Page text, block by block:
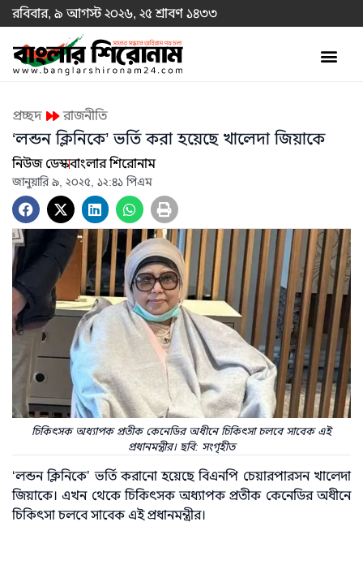
রবিবার, ৯ আগস্ট ২০২৬, ২৫ শ্রাবণ ১৪৩৩
প্রচ্ছদ রাজনীতি
‘লন্ডন ক্লিনিকে’ ভর্তি করা হয়েছে খালেদা জিয়াকে
নিউজ ডেস্কবাংলার শিরোনাম
জানুয়ারি ৯, ২০২৫, ১২:৪১ পিএম
চিকিৎসক অধ্যাপক প্রতীক কেনেডির অধীনে চিকিৎসা চলবে সাবেক এই
প্রধানমন্ত্রীর। ছবি: সংগৃহীত
‘লন্ডন ক্লিনিকে’ ভর্তি করানো হয়েছে বিএনপি চেয়ারপারসন খালেদা
জিয়াকে। এখন থেকে চিকিৎসক অধ্যাপক প্রতীক কেনেডির অধীনে
চিকিৎসা চলবে সাবেক এই প্রধানমন্ত্রীর।